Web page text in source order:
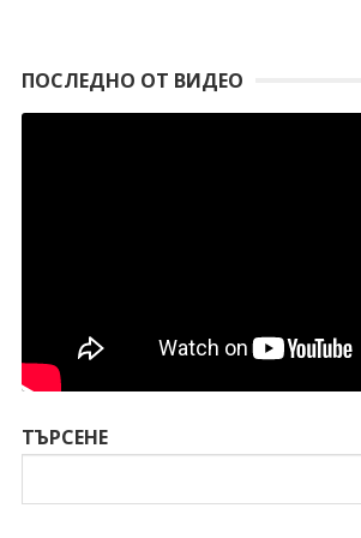
ПОСЛЕДНО ОТ ВИДЕО
ТЪРСЕНЕ